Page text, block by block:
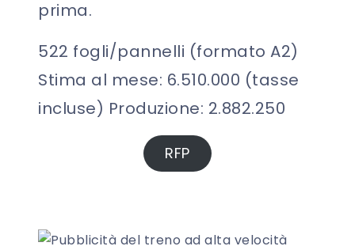
prima.
522 fogli/pannelli (formato A2)
Stima al mese: 6.510.000 (tasse
incluse) Produzione: 2.882.250
RFP